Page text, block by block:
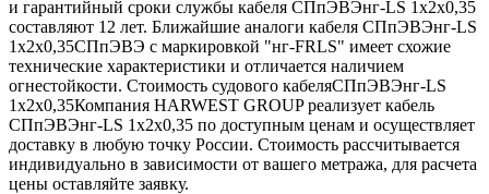
и гарантийный сроки службы кабеля СПпЭВЭнг-LS 1х2х0,35
составляют 12 лет. Ближайшие аналоги кабеля СПпЭВЭнг-LS
1х2х0,35СПпЭВЭ с маркировкой "нг-FRLS" имеет схожие
технические характеристики и отличается наличием
огнестойкости. Стоимость судового кабеляСПпЭВЭнг-LS
1х2х0,35Компания HARWEST GROUP реализует кабель
СПпЭВЭнг-LS 1х2х0,35 по доступным ценам и осуществляет
доставку в любую точку России. Стоимость рассчитывается
индивидуально в зависимости от вашего метража, для расчета
цены оставляйте заявку.